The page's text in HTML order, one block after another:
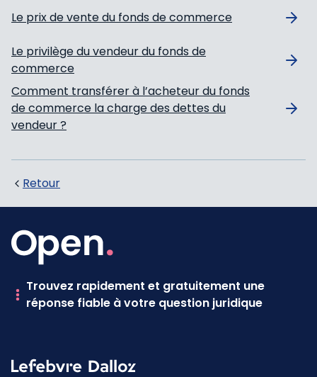
Le prix de vente du fonds de commerce
Le privilège du vendeur du fonds de
commerce
Comment transférer à l’acheteur du fonds
de commerce la charge des dettes du
vendeur ?
Retour
Trouvez rapidement et gratuitement une
réponse fiable à votre question juridique